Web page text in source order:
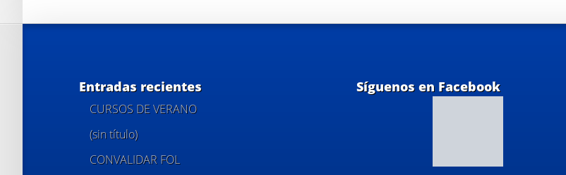
Entradas recientes
CURSOS DE VERANO
(sin título)
CONVALIDAR FOL
Síguenos en Facebook